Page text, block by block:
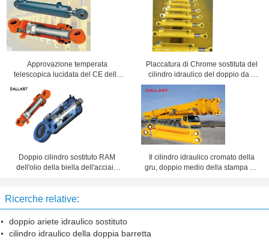
Approvazione temperata
telescopica lucidata del CE della
della biella di Chrome
Placcatura di Chrome sostituta del
cilindro idraulico del doppio da 4
tonnellate per il macchinario
carboniero
Doppio cilindro sostituto RAM
dell'olio della biella dell'acciaio
Il cilindro idraulico cromato della
gru, doppio medio della stampa ha
Ricerche relative:
doppio ariete idraulico sostituto
cilindro idraulico della doppia barretta